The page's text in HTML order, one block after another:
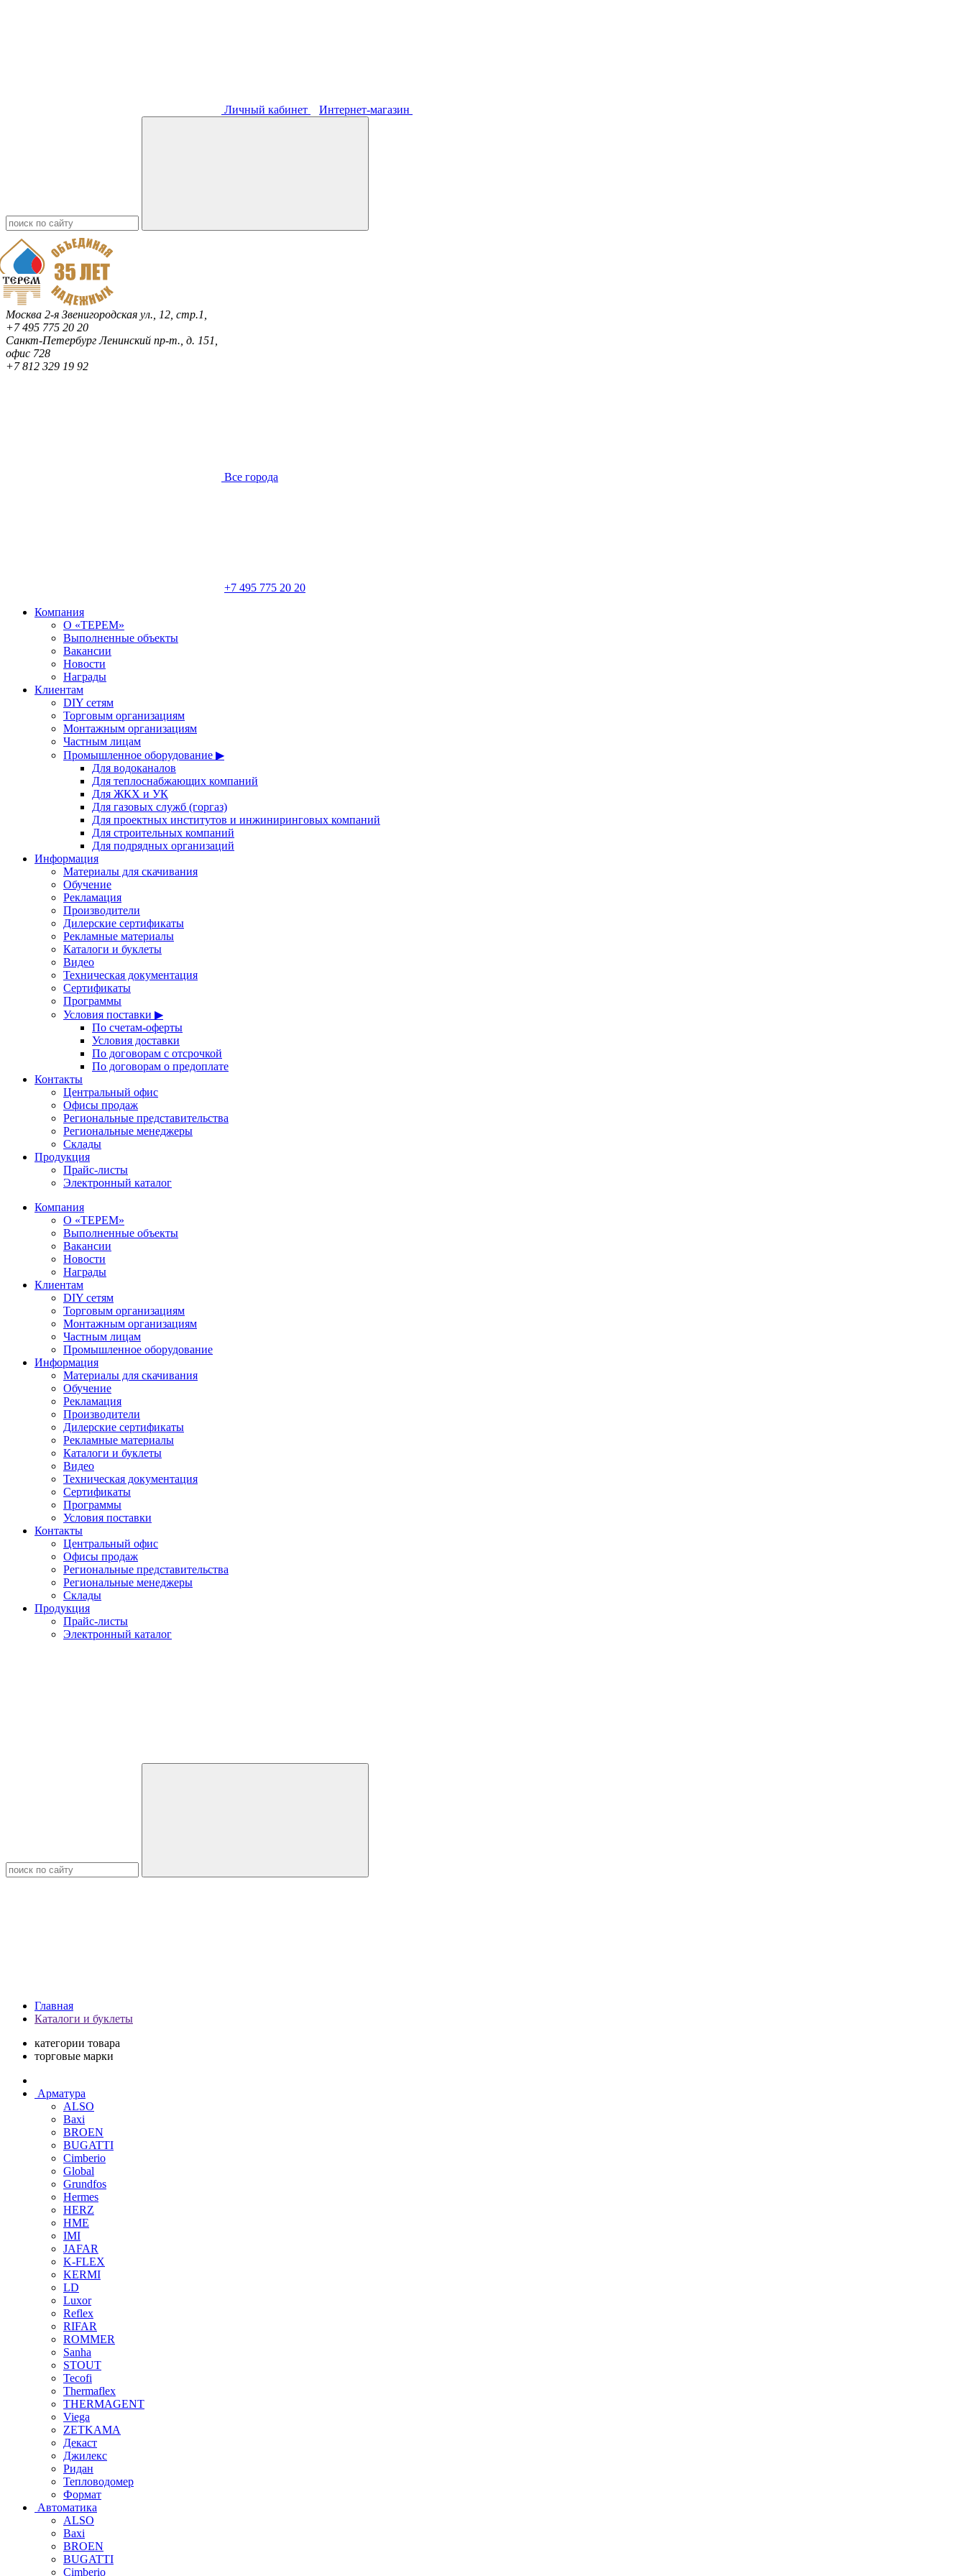
Личный кабинет Интернет-магазин
Москва 2-я Звенигородская ул., 12, стр.1,
+7 495 775 20 20
Санкт-ПетербургЛенинский пр-т., д. 151,
офис 728
+7 812 329 19 92
Все города
+7 495 775 20 20
Компания
О «ТЕРЕМ»
Выполненные объекты
Вакансии
Новости
Награды
Клиентам
DIY сетям
Торговым организациям
Монтажным организациям
Частным лицам
Промышленное оборудование ▶
Для водоканалов
Для теплоснабжающих компаний
Для ЖКХ и УК
Для газовых служб (горгаз)
Для проектных институтов и инжиниринговых компаний
Для строительных компаний
Для подрядных организаций
Информация
Материалы для скачивания
Обучение
Рекламация
Производители
Дилерские сертификаты
Рекламные материалы
Каталоги и буклеты
Видео
Техническая документация
Сертификаты
Программы
Условия поставки ▶
По счетам-оферты
Условия доставки
По договорам с отсрочкой
По договорам о предоплате
Контакты
Центральный офис
Офисы продаж
Региональные представительства
Региональные менеджеры
Склады
Продукция
Прайс-листы
Электронный каталог
Компания
О «ТЕРЕМ»
Выполненные объекты
Вакансии
Новости
Награды
Клиентам
DIY сетям
Торговым организациям
Монтажным организациям
Частным лицам
Промышленное оборудование
Информация
Материалы для скачивания
Обучение
Рекламация
Производители
Дилерские сертификаты
Рекламные материалы
Каталоги и буклеты
Видео
Техническая документация
Сертификаты
Программы
Условия поставки
Контакты
Центральный офис
Офисы продаж
Региональные представительства
Региональные менеджеры
Склады
Продукция
Прайс-листы
Электронный каталог
Главная
Каталоги и буклеты
категории товара
торговые марки
Арматура
ALSO
Baxi
BROEN
BUGATTI
Cimberio
Global
Grundfos
Hermes
HERZ
HME
IMI
JAFAR
K-FLEX
KERMI
LD
Luxor
Reflex
RIFAR
ROMMER
Sanha
STOUT
Tecofi
Thermaflex
THERMAGENT
Viega
ZETKAMA
Декаст
Джилекс
Ридан
Тепловодомер
Формат
Автоматика
ALSO
Baxi
BROEN
BUGATTI
Cimberio